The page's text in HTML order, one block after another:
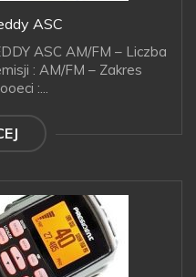
ASC
ASC AM/FM – Liczba
: AM/FM – Zakres
:...